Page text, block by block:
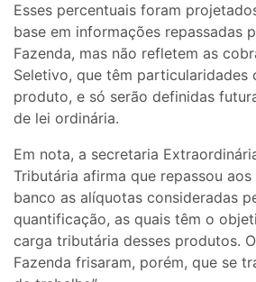
Esses percentuais foram
base em informações repassadas
Fazenda, mas não refletem as
Seletivo, que têm particularidades
produto, e só serão definidas
de lei ordinária.
Em nota, a secretaria
Tributária afirma que repassou
banco as alíquotas consideradas
quantificação, as quais têm o
carga tributária desses produtos.
Fazenda frisaram, porém, que se